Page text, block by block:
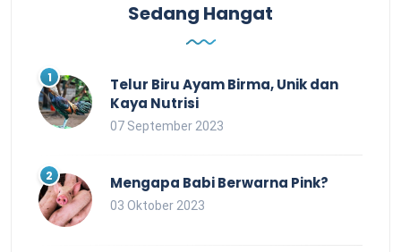
Sedang Hangat
Telur Biru Ayam Birma, Unik dan
Kaya Nutrisi
07 September 2023
Mengapa Babi Berwarna Pink?
03 Oktober 2023